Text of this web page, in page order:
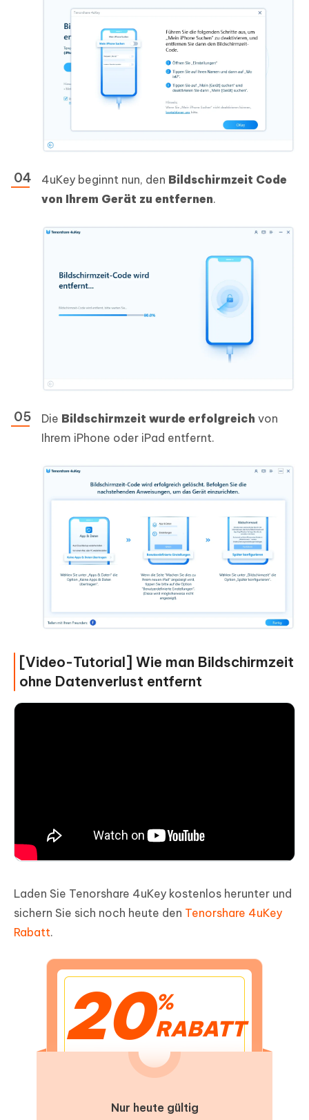
4uKey beginnt nun, den Bildschirmzeit Code
von Ihrem Gerät zu entfernen.
Die Bildschirmzeit wurde erfolgreich von
Ihrem iPhone oder iPad entfernt.
[Video-Tutorial] Wie man Bildschirmzeit
ohne Datenverlust entfernt
Laden Sie Tenorshare 4uKey kostenlos herunter und
sichern Sie sich noch heute den Tenorshare 4uKey
Rabatt.
20%
RABATT
Nur heute gültig